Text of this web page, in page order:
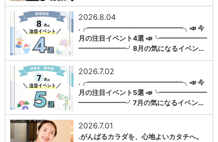
1
2026.8.04
.╭━━━━━━━━━━━━━━╮📣 今
月の注目イベント4選 📣╰━━━━━━━
━━━━━━━╯8月の気になるイベン…
1
2026.7.02
.╭━━━━━━━━━━━━━━╮📣 今
月の注目イベント5選 📣╰━━━━━━━
━━━━━━━╯7月の気になるイベン…
2026.7.01
.がんばるカラダを、心地よいカタチへ。